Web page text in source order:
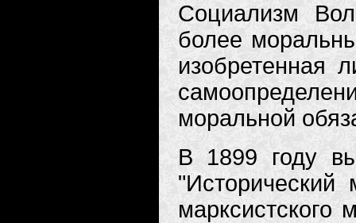
Социализм
более
изобретенная
моральной
В 1899 году
"Исторический
марксистского